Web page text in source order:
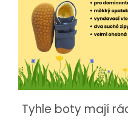
Tyhle boty mají